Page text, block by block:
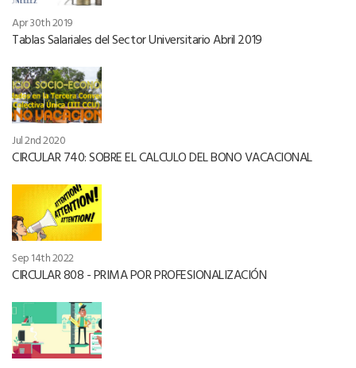
Apr 30th 2019
Tablas Salariales del Sector Universitario Abril 2019
Jul 2nd 2020
CIRCULAR 740: SOBRE EL CALCULO DEL BONO VACACIONAL
Sep 14th 2022
CIRCULAR 808 - PRIMA POR PROFESIONALIZACIÓN